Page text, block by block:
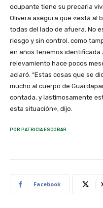
ocupante tiene su precaria
Olivera asegura que «está al
todas del lado de afuera. No
riesgo y sin control, como
en años.Tenemos
relevamiento hace pocos
aclaró. “Estas cosas que se
mucho al cuerpo de
contada, y lastimosamente
esta situación», dijo.
POR PATRICIA ESCOBAR
Facebook